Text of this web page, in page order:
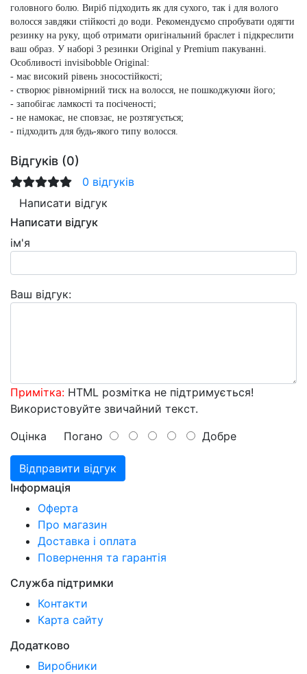
головного болю. Виріб підходить як для сухого, так і для волого
волосся завдяки стійкості до води. Рекомендуємо спробувати одягти
резинку на руку, щоб отримати оригінальний браслет і підкреслити
ваш образ. У наборі 3 резинки Original у Premium пакуванні.
Особливості invisibobble Original:
- має високий рівень зносостійкості;
- створює рівномірний тиск на волосся, не пошкоджуючи його;
- запобігає ламкості та посіченості;
- не намокає, не сповзає, не розтягується;
- підходить для будь-якого типу волосся.
Відгуків (0)
0 відгуків
Написати відгук
Написати відгук
ім'я
Ваш відгук:
Примітка: HTML розмітка не підтримується!
Використовуйте звичайний текст.
Оцінка Погано Добре
Відправити відгук
Інформація
Оферта
Про магазин
Доставка і оплата
Повернення та гарантія
Служба підтримки
Контакти
Карта сайту
Додатково
Виробники